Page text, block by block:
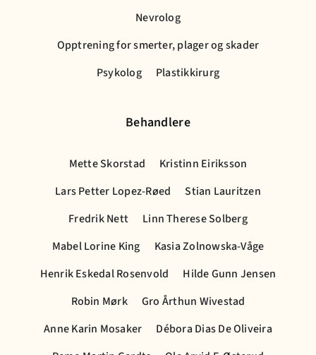
Nevrolog
Opptrening for smerter, plager og skader
Psykolog
Plastikkirurg
Behandlere
Mette Skorstad
Kristinn Eiriksson
Lars Petter Lopez-Røed
Stian Lauritzen
Fredrik Nett
Linn Therese Solberg
Mabel Lorine King
Kasia Zolnowska-Våge
Henrik Eskedal Rosenvold
Hilde Gunn Jensen
Robin Mørk
Gro Årthun Wivestad
Anne Karin Mosaker
Débora Dias De Oliveira